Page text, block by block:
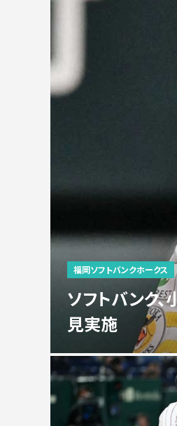
福岡ソフトバンクホークス
ソフトバンク
見実施